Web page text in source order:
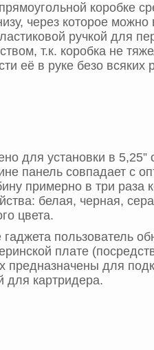
коробке
через которое
ручкой для
т.к. коробка не
её в руке безо всяких
для установки в 5,25”
панель совпадает с
примерно в три раза
белая, черная,
цвета.
пользователь
плате
предназначены для
для картридера.